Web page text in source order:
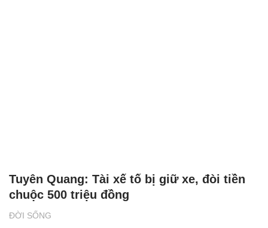
ĐỜI SỐNG
Tuyên Quang: Tài xế tố bị giữ xe, đòi tiền
chuộc 500 triệu đồng